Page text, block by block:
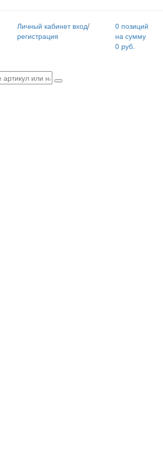
Личный кабинет вход/
регистрация
0 позиций
на сумму
0 руб.